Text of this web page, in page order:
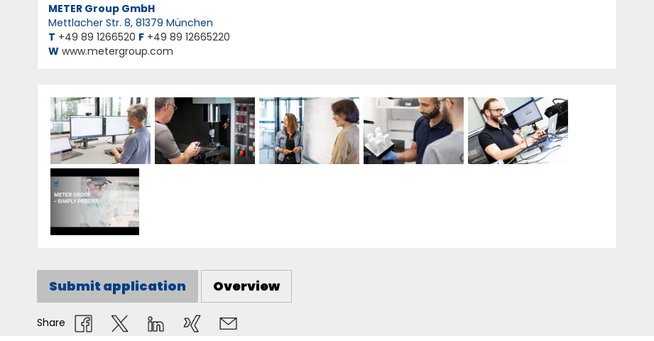
METER Group GmbH
Mettlacher Str. 8, 81379 München
T +49 89 1266520 F +49 89 12665220
W www.metergroup.com
Submit application Overview
Share